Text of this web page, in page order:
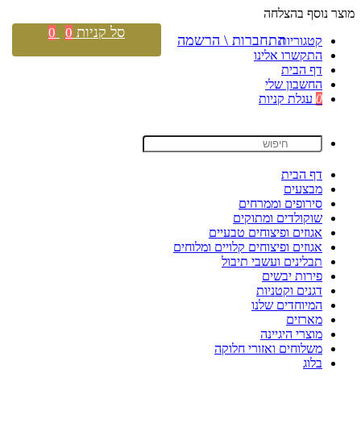
מוצר נוסף בהצלחה
קטגוריות
התקשרו אלינו
דף הבית
החשבון שלי
0 עגלת קניות
דף הבית
מבצעים
סירופים וממרחים
שוקולדים ומתוקים
אגוזים ופיצוחים טבעיים
אגוזים ופיצוחים קלויים ומלוחים
תבלינים ועשבי תיבול
פירות יבשים
דגנים וקטניות
המיוחדים שלנו
מארזים
מוצרי היגיינה
משלוחים ואזורי חלוקה
בלוג
התחברות \ הרשמה סל קניות 0
0